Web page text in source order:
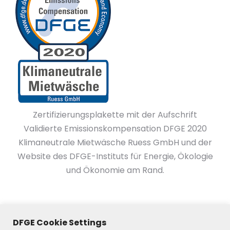
Zertifizierungsplakette mit der Aufschrift
Validierte Emissionskompensation DFGE 2020
Klimaneutrale Mietwäsche Ruess GmbH und der
Website des DFGE-Instituts für Energie, Ökologie
und Ökonomie am Rand.
DFGE Cookie Settings